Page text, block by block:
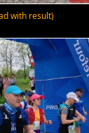
with result)